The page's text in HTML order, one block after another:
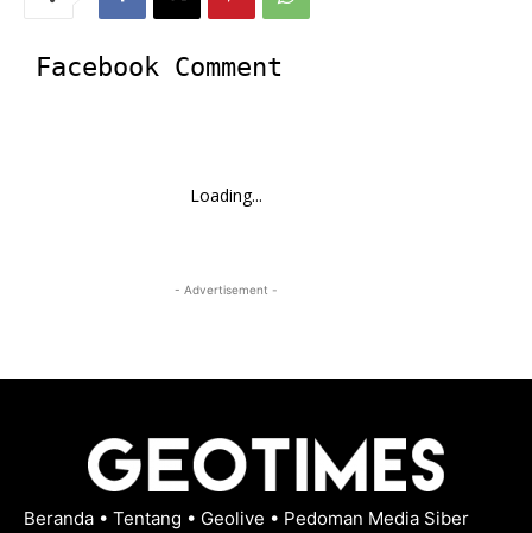
Facebook Comment
Loading...
- Advertisement -
Beranda • Tentang • Geolive • Pedoman Media Siber